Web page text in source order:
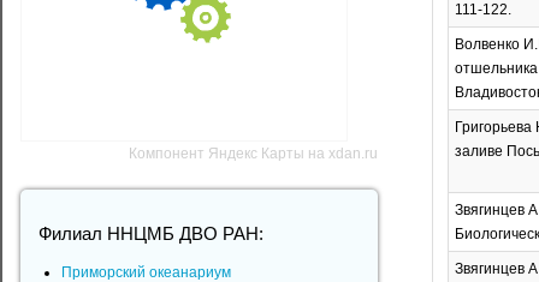
111-122.
Волвенко
заливе
Звягинцев
Звягинцев
Компонент Яндекс Карты на xdan.ru
Филиал ННЦМБ ДВО РАН:
Приморский океанариум